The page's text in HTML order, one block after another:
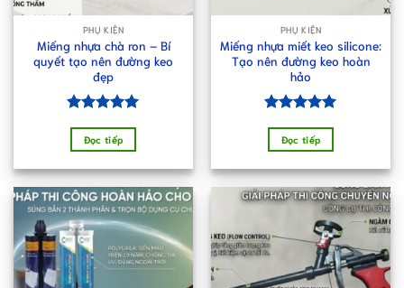
PHỤ KIỆN
Miếng nhựa chà ron – Bí
quyết tạo nên đường keo
đẹp
hạng 5.00
5 sao
Đọc tiếp
PHỤ KIỆN
Miếng nhựa miết keo silicone:
Tạo nên đường keo hoàn
hảo
hạng 5.00
5 sao
Đọc tiếp